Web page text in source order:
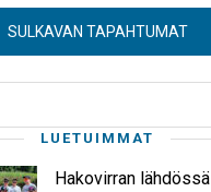
SULKAVAN TAPAHTUMAT
LUETUIMMAT
Hakovirran lähdössä